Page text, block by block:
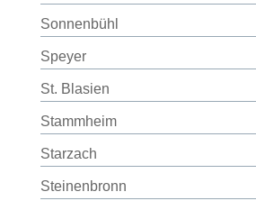
Sonnenbühl
Speyer
St. Blasien
Stammheim
Starzach
Steinenbronn